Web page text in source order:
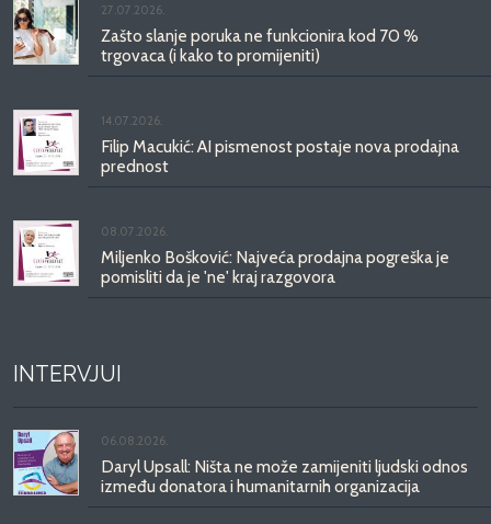
27.07.2026.
Zašto slanje poruka ne funkcionira kod 70 %
trgovaca (i kako to promijeniti)
14.07.2026.
Filip Macukić: AI pismenost postaje nova prodajna
prednost
08.07.2026.
Miljenko Bošković: Najveća prodajna pogreška je
pomisliti da je 'ne' kraj razgovora
INTERVJUI
06.08.2026.
Daryl Upsall: Ništa ne može zamijeniti ljudski odnos
između donatora i humanitarnih organizacija